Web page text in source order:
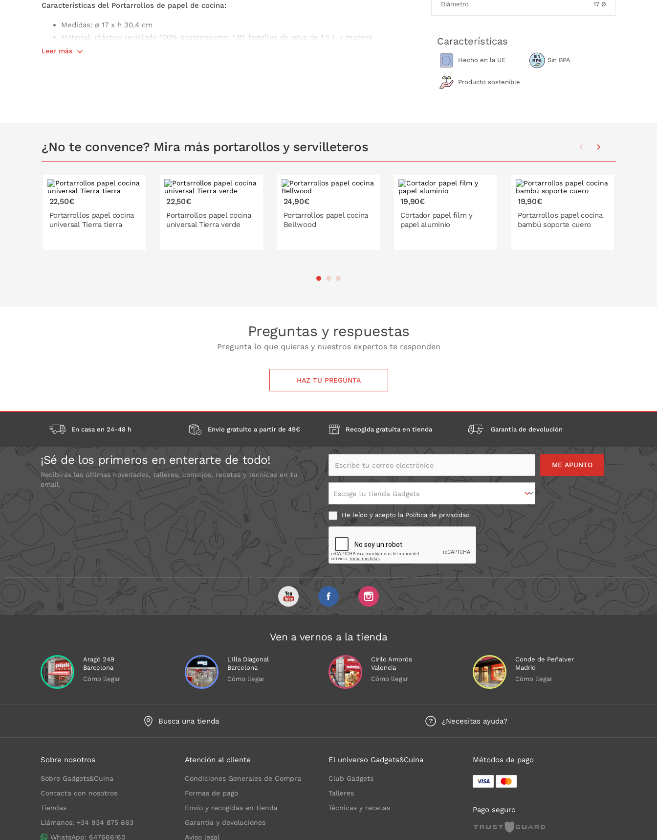
Características del Portarrollos de papel de cocina:
Medidas: ø 17 x h 30,4 cm
Material: plástico reciclado 100% postconsumo: 1,85 botellas de agua de 1,5 L y madera
Material antibacteriano
Leer más
Diámetro 17 Ø
Características
Hecho en la UE Sin BPA
Producto sostenible
¿No te convence? Mira más portarollos y servilleteros
22,50€
Portarrollos papel cocina
universal Tierra tierra
22,50€
Portarrollos papel cocina
universal Tierra verde
24,90€
Portarrollos papel cocina
Bellwood
19,90€
Cortador papel film y
papel aluminio
19,90€
Portarrollos papel cocina
bambú soporte cuero
Preguntas y respuestas
Pregunta lo que quieras y nuestros expertos te responden
HAZ TU PREGUNTA
En casa en 24-48 h Envío gratuito a partir de 49€ Recogida gratuita en tienda Garantía de devolución
¡Sé de los primeros en enterarte de todo!
Recibirás las últimas novedades, talleres, consejos, recetas y técnicas en tu
email.
Escribe tu correo electrónico
Escoge tu tienda Gadgets
He leído y acepto la Política de privacidad
Ven a vernos a la tienda
Aragó 249
Barcelona
Cómo llegar
L'Illa Diagonal
Barcelona
Cómo llegar
Cirilo Amorós
Valencia
Cómo llegar
Conde de Peñalver
Madrid
Cómo llegar
Busca una tienda ¿Necesitas ayuda?
Sobre nosotros
Sobre Gadgets&Cuina
Contacta con nosotros
Tiendas
Llámanos: +34 934 875 863
WhatsApp: 647666160
Atención al cliente
Condiciones Generales de Compra
Formas de pago
Envío y recogidas en tienda
Garantía y devoluciones
Aviso legal
El universo Gadgets&Cuina
Club Gadgets
Talleres
Técnicas y recetas
Métodos de pago
Pago seguro